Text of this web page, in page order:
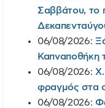
Σαββάτου, το
06/08/2026:
Καπναποθήκη
06/08/2026:
φραγμός στα
06/08/2026: